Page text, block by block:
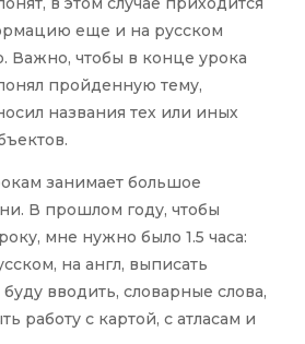
еще и на русском
Важно, чтобы в конце урока
пройденную тему,
названия тех или иных
занимает большое
В прошлом году, чтобы
мне нужно было 1.5 часа:
на англ, выписать
вводить, словарные слова,
работу с картой, с атласам и